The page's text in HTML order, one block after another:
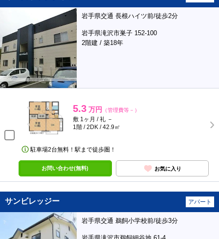
岩手県交通 長根ハイツ前/徒歩2分
岩手県滝沢市巣子 152-100
2階建 / 築18年
5.3 万円 （管理費等－）
敷 1ヶ月 / 礼 －
1階 / 2DK / 42.9㎡
駐車場2台無料！駅まで徒歩圏！
お問い合わせ(無料) お気に入り
サンビレッジー アパート
岩手県交通 鵜飼小学校前/徒歩3分